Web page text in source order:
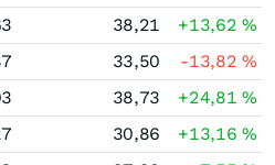
38,21 +13,62%
33,50 -13,82%
38,73 +24,81%
30,86 +13,16%